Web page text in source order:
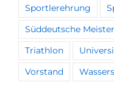
Sportlerehrung
Süddeutsche
Triathlon
Vorstand